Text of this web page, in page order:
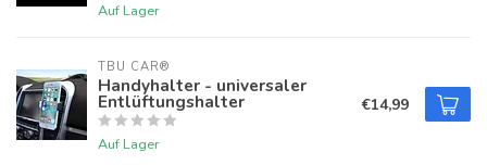
Auf Lager
TBU CAR®
Handyhalter - universaler
Entlüftungshalter
Auf Lager
€14,99